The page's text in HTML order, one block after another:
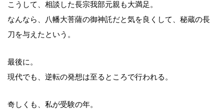
こうして、相談した長宗我部元親も大満足。
なんなら、八幡大菩薩の御神託だと気を良くして、秘蔵の長
刀を与えたという。
最後に。
現代でも、逆転の発想は至るところで行われる。
奇しくも、私が受験の年。